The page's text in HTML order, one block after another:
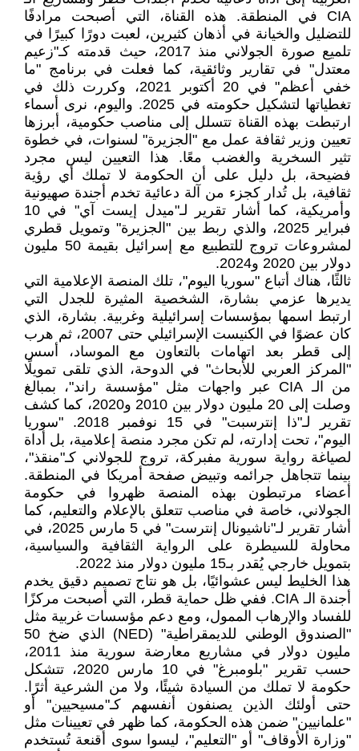
CIA في المنطقة. هذه القناة، التي أصبحت مرادفًا
للتضليل والخيانة في أذهان كثيرين، لعبت دورًا كبيرًا في
تلميع صورة الجولاني منذ 2017، حيث قدمته كـ"زعيم
معتدل" في تقارير وثائقية، كما فعلت في برنامج "ما
خفي أعظم" في 20 أكتوبر 2021، وكررت ذلك في
تغطياتها لتشكيل حكومته في 2025. واليوم، نرى أسماء
ارتبطت بهذه القناة تتسلل إلى مناصب حكومية، أبرزها
تعيين وزير ثقافة عمل مع "الجزيرة" لسنوات، في خطوة
تثير السخرية والغضب معًا. هذا التعيين ليس مجرد
فضيحة، بل دليل على أن الحكومة لا تملك أي رؤية
ثقافية، بل تُدار كجزء من آلة دعائية تخدم أجندة صهيونية
وأمريكية، كما أشار تقرير لـ"ميدل إيست آي" في 10
فبراير 2025، والذي ربط بين "الجزيرة" وتمويل قطري
لمشروعات تروج للتطبيع مع إسرائيل بقيمة 50 مليون
دولار بين 2020 و2024.
ثالثًا، هناك أتباع "سوريا اليوم"، تلك المنصة الإعلامية التي
يديرها عزمي بشارة، الشخصية المثيرة للجدل التي
ارتبط اسمها بمؤسسات إسرائيلية وغربية. بشارة، الذي
كان عضوًا في الكنيست الإسرائيلي حتى 2007، ثم هرب
إلى قطر بعد اتهامات بالتعاون مع الموساد، أسس
"المركز العربي للأبحاث" في الدوحة، الذي تلقى تمويلًا
من الـ CIA عبر واجهات مثل "مؤسسة راند"، بمبالغ
وصلت إلى 20 مليون دولار بين 2010 و2020، كما كشف
تقرير لـ"ذا إنترسبت" في 15 نوفمبر 2018. "سوريا
اليوم"، تحت إدارته، لم تكن مجرد منصة إعلامية، بل أداة
لصياغة رواية سورية مفبركة، تروج للجولاني كـ"منقذ"،
بينما تتجاهل جرائمه وتبيض صفحة أمريكا في المنطقة.
أعضاء مرتبطون بهذه المنصة ظهروا في حكومة
الجولاني، خاصة في مناصب تتعلق بالإعلام والتعليم، كما
أشار تقرير لـ"ناشيونال إنترست" في 5 مارس 2025، في
محاولة للسيطرة على الرواية الثقافية والسياسية،
بتمويل خارجي يُقدر بـ15 مليون دولار منذ 2022.
هذا الخليط ليس عشوائيًا، بل هو نتاج تصميم دقيق يخدم
أجندة الـ CIA. ففي ظل حماية قطر، التي أصبحت مركزًا
للفساد والإرهاب الممول، ومع دعم مؤسسات غربية مثل
"الصندوق الوطني للديمقراطية" (NED) الذي ضخ 50
مليون دولار في مشاريع معارضة سورية منذ 2011،
حسب تقرير "بلومبرغ" في 10 مارس 2020، تتشكل
حكومة لا تملك من السيادة شيئًا، ولا من الشرعية أثرًا.
حتى أولئك الذين يصنفون أنفسهم كـ"مسيحيين" أو
"علمانيين" ضمن هذه الحكومة، كما ظهر في تعيينات مثل
"وزارة الأوقاف" أو "التعليم"، ليسوا سوى أقنعة تُستخدم